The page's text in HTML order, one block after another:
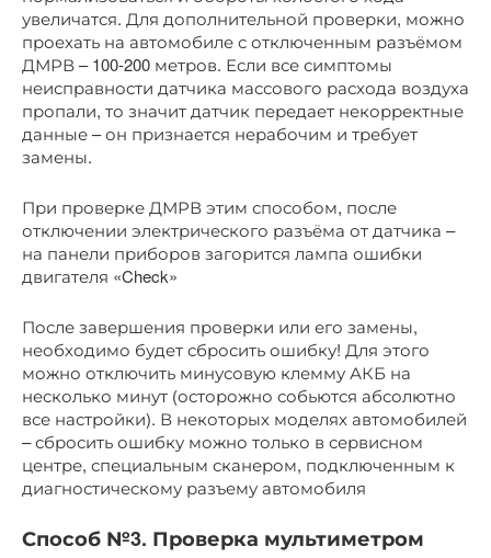
увеличатся. Для дополнительной проверки, можно
проехать на автомобиле с отключенным разъёмом
ДМРВ – 100-200 метров. Если все симптомы
неисправности датчика массового расхода воздуха
пропали, то значит датчик передает некорректные
данные – он признается нерабочим и требует
замены.
При проверке ДМРВ этим способом, после
отключении электрического разъёма от датчика –
на панели приборов загорится лампа ошибки
двигателя «Check»
После завершения проверки или его замены,
необходимо будет сбросить ошибку! Для этого
можно отключить минусовую клемму АКБ на
несколько минут (осторожно собьются абсолютно
все настройки). В некоторых моделях автомобилей
– сбросить ошибку можно только в сервисном
центре, специальным сканером, подключенным к
диагностическому разъему автомобиля
Способ №3. Проверка мультиметром